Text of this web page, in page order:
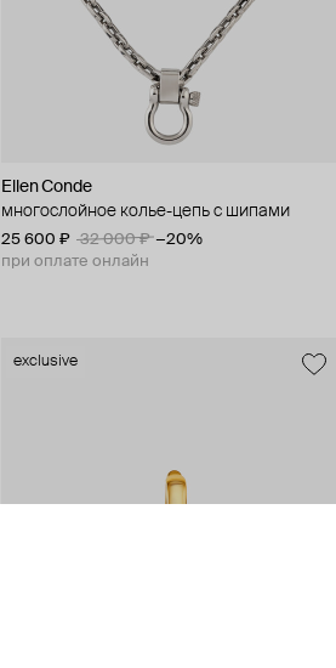
Ellen Conde
многослойное колье-цепь с шипами
25 600 ₽ 32 000 ₽ −20%
при оплате онлайн
exclusive